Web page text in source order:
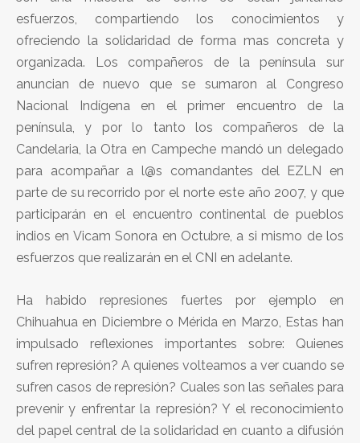
esfuerzos, compartiendo los conocimientos y
ofreciendo la solidaridad de forma mas concreta y
organizada. Los compañeros de la península sur
anuncian de nuevo que se sumaron al Congreso
Nacional Indígena en el primer encuentro de la
península, y por lo tanto los compañeros de la
Candelaria, la Otra en Campeche mandó un delegado
para acompañar a l@s comandantes del EZLN en
parte de su recorrido por el norte este año 2007, y que
participarán en el encuentro continental de pueblos
indios en Vicam Sonora en Octubre, a si mismo de los
esfuerzos que realizarán en el CNI en adelante.
Ha habido represiones fuertes por ejemplo en
Chihuahua en Diciembre o Mérida en Marzo, Estas han
impulsado reflexiones importantes sobre: Quienes
sufren represión? A quienes volteamos a ver cuando se
sufren casos de represión? Cuales son las señales para
prevenir y enfrentar la represión? Y el reconocimiento
del papel central de la solidaridad en cuanto a difusión